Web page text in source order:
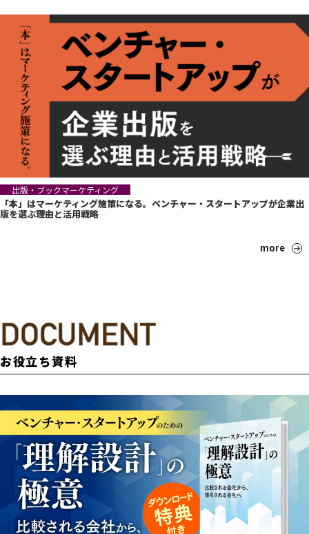
出版・ブックマーケティング
「本」はマーケティング施策になる。ベンチャー・スタートアップが企業出
版を選ぶ理由と活用戦略
more
お役立ち資料